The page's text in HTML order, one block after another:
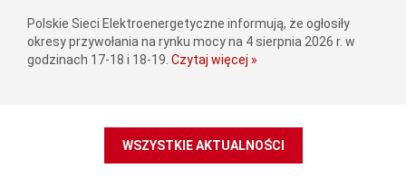
Polskie Sieci Elektroenergetyczne informują, że ogłosiły
okresy przywołania na rynku mocy na 4 sierpnia 2026 r. w
godzinach 17-18 i 18-19. Czytaj więcej »
WSZYSTKIE AKTUALNOŚCI